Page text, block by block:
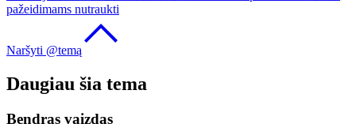
pažeidimams nutraukti
Naršyti @temą
Daugiau šia tema
Bendras vaizdas